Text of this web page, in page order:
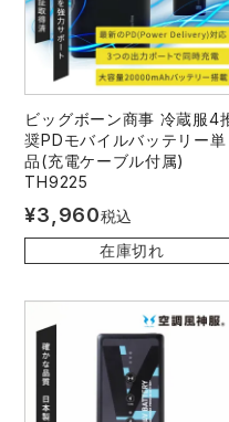
ビッグボーン商事 冷蔵服4
奨PDモバイルバッテリー単
品(充電ケーブル付属)
TH9225
¥3,960税込
在庫切れ